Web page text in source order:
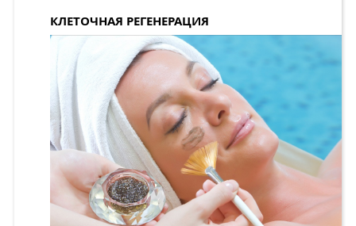
КЛЕТОЧНАЯ РЕГЕНЕРАЦИЯ